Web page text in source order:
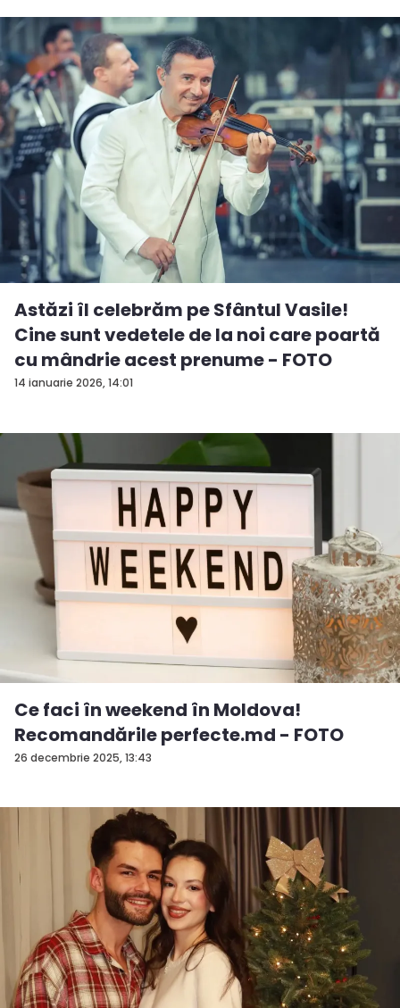
14 ianuarie 2026, 14:01
Astăzi îl celebrăm pe Sfântul Vasile!
Cine sunt vedetele de la noi care poartă
cu mândrie acest prenume - FOTO
26 decembrie 2025, 13:43
Ce faci în weekend în Moldova!
Recomandările perfecte.md - FOTO